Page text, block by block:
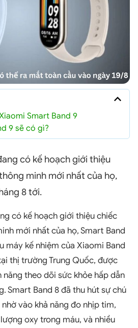
Smart Band 9
9 sẽ có gì?
có kế hoạch giới thiệu
minh mới nhất của họ,
8 tới.
có kế hoạch giới thiệu chiếc
mới nhất của họ, Smart Band
máy kế nhiệm của Xiaomi Band
thị trường Trung Quốc, được
theo dõi sức khỏe hấp dẫn
Smart Band 8 đã thu hút sự chú
vào khả năng đo nhịp tim,
oxy trong máu, và nhiều